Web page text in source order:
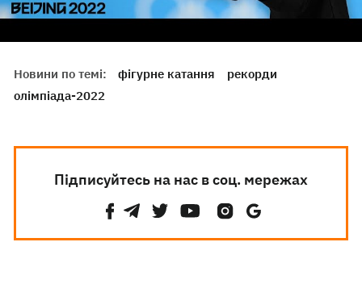
Новини по темі: фігурне катання
рекорди
олімпіада-2022
Підписуйтесь на нас в соц. мережах